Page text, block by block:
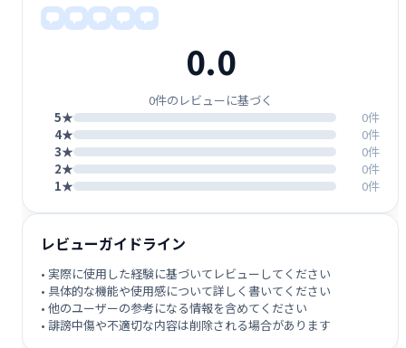
0.0
0件のレビューに基づく
5★
0件
4★
0件
3★
0件
2★
0件
1★
0件
レビューガイドライン
• 実際に使用した経験に基づいてレビューしてください
• 具体的な機能や使用感について詳しく書いてください
• 他のユーザーの参考になる情報を含めてください
• 誹謗中傷や不適切な内容は削除される場合があります